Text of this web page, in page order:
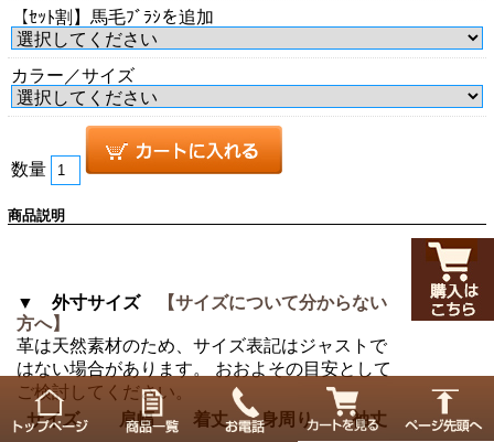
【ｾｯﾄ割】馬毛ﾌﾞﾗｼを追加
カラー／サイズ
数量
商品説明
▼ 外寸サイズ
【サイズについて分からない
方へ】
革は天然素材のため、サイズ表記はジャストで
はない場合があります。 おおよその目安として
ご検討してください。
サイズ
肩幅 着丈 身周り 袖丈